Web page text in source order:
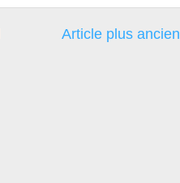
Article plus ancien